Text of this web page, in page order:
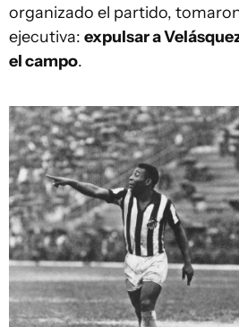
organizado el partido,
ejecutiva: expulsar a
el campo.